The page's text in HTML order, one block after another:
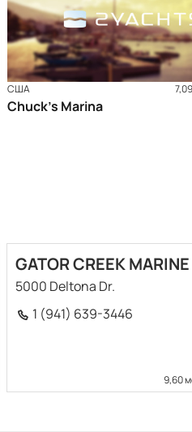
США
Chuck’s Marina
GATOR CREEK MARINE
5000 Deltona Dr.
1 (941) 639-3446
9,60